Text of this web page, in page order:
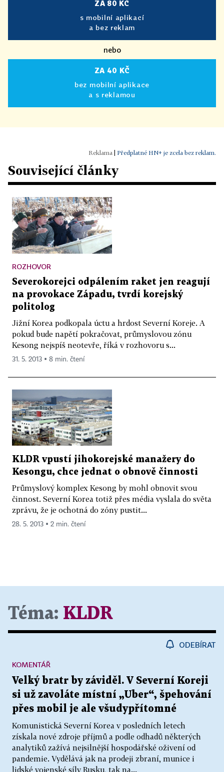
ZA 80 KČ
s mobilní aplikací
a bez reklam
nebo
ZA 40 KČ
bez mobilní aplikace
a s reklamou
Předplatné HN+ je zcela bez reklam.
Související články
ROZHOVOR
Severokorejci odpálením raket jen reagují
na provokace Západu, tvrdí korejský
politolog
Jižní Korea podkopala úctu a hrdost Severní Koreje. A
pokud bude napětí pokračovat, průmyslovou zónu
Kesong nejspíš neotevře, říká v rozhovoru s...
31. 5. 2013 ▪ 8 min. čtení
KLDR vpustí jihokorejské manažery do
Kesongu, chce jednat o obnově činnosti
Průmyslový komplex Kesong by mohl obnovit svou
činnost. Severní Korea totiž přes média vyslala do světa
zprávu, že je ochotná do zóny pustit...
28. 5. 2013 ▪ 2 min. čtení
Téma: KLDR
ODEBÍRAT
Velký bratr by záviděl. V Severní Koreji
si už zavoláte místní „Uber“, špehování
přes mobil je ale všudypřítomné
Komunistická Severní Korea v posledních letech
získala nové zdroje příjmů a podle odhadů některých
analytiků zažívá nejsilnější hospodářské oživení od
pandemie. Vydělává jak na prodeji zbraní, munice i
lidské vojenské síly Rusku, tak na...
KOMENTÁŘ